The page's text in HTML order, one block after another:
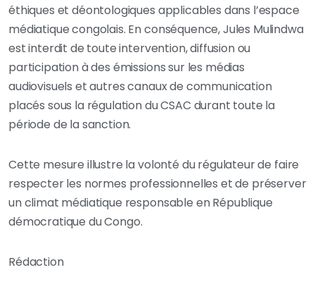
éthiques et déontologiques applicables dans l’espace
médiatique congolais. En conséquence, Jules Mulindwa
est interdit de toute intervention, diffusion ou
participation à des émissions sur les médias
audiovisuels et autres canaux de communication
placés sous la régulation du CSAC durant toute la
période de la sanction.
Cette mesure illustre la volonté du régulateur de faire
respecter les normes professionnelles et de préserver
un climat médiatique responsable en République
démocratique du Congo.
Rédaction